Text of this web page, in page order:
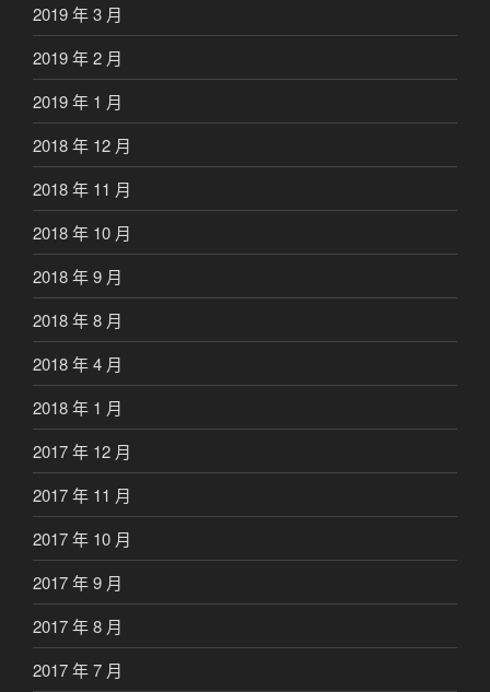
2019 年 3 月
2019 年 2 月
2019 年 1 月
2018 年 12 月
2018 年 11 月
2018 年 10 月
2018 年 9 月
2018 年 8 月
2018 年 4 月
2018 年 1 月
2017 年 12 月
2017 年 11 月
2017 年 10 月
2017 年 9 月
2017 年 8 月
2017 年 7 月